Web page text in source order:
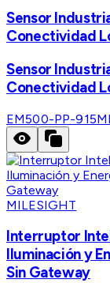
Sensor
Conectividad
Sensor
Conectividad
EM500-PP-915M
MILESIGHT
Interruptor
Iluminación y
Sin Gateway